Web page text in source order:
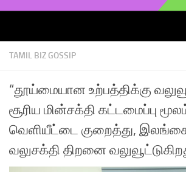
TAMIL BIZ GOSSIP
“தூய்மையான உற்பத்திக்கு
சூரிய மின்சக்தி கட்டமைப்பு
வெளியீட்டை குறைத்து,
வலுசக்தி திறனை